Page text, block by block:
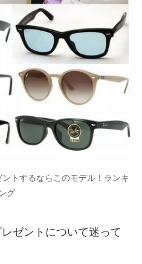
トするならこのモデル！ランキ
ング
ゼントについて迷って